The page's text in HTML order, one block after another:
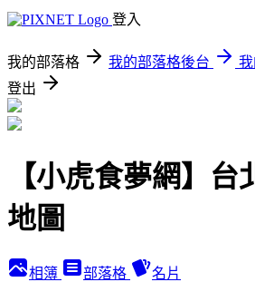
登入
我的部落格 我的部落格後台
登出
【小虎食夢網】台
地圖
相簿 部落格 名片